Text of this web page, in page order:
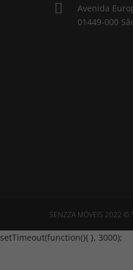

Avenida
01449-000
SENZZA MÓVEIS 2022
setTimeout(function(){ }, 3000);